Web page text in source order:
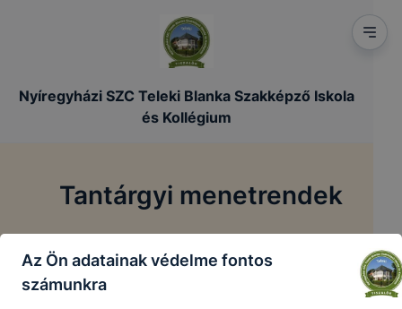
Nyíregyházi SZC Teleki Blanka Szakképző Iskola
és Kollégium
Tantárgyi menetrendek
Főoldal / Tanulóinknak Tantárgyi menetrendek
Az Ön adatainak védelme fontos
számunkra